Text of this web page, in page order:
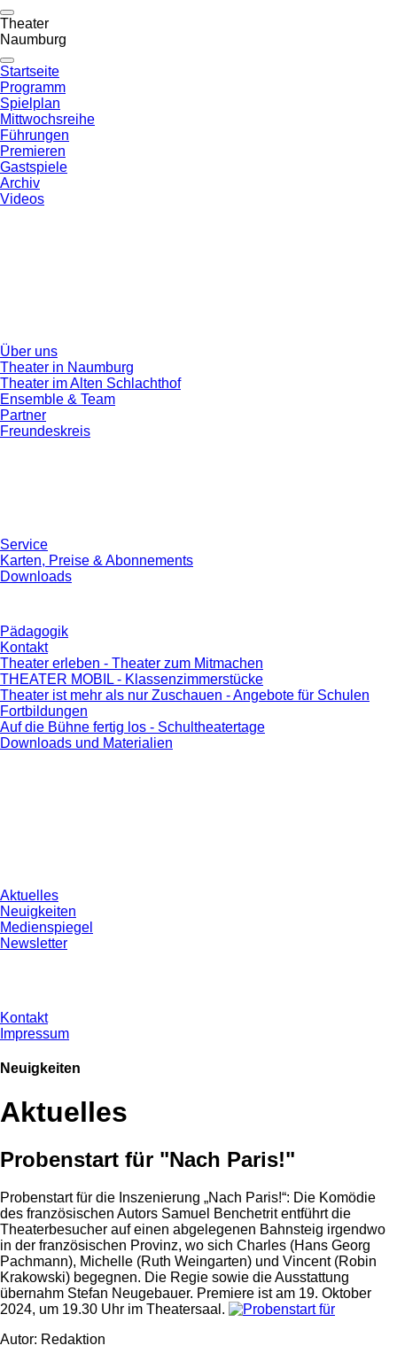
Theater
Naumburg
Startseite
Programm
Spielplan
Mittwochsreihe
Führungen
Premieren
Gastspiele
Archiv
Videos
Über uns
Theater in Naumburg
Theater im Alten Schlachthof
Ensemble & Team
Partner
Freundeskreis
Service
Karten, Preise & Abonnements
Downloads
Pädagogik
Kontakt
Theater erleben - Theater zum Mitmachen
THEATER MOBIL - Klassenzimmerstücke
Theater ist mehr als nur Zuschauen - Angebote für Schulen
Fortbildungen
Auf die Bühne fertig los - Schultheatertage
Downloads und Materialien
Aktuelles
Neuigkeiten
Medienspiegel
Newsletter
Kontakt
Impressum
Neuigkeiten
Aktuelles
Probenstart für "Nach Paris!"
Probenstart für die Inszenierung „Nach Paris!“: Die Komödie
des französischen Autors Samuel Benchetrit entführt die
Theaterbesucher auf einen abgelegenen Bahnsteig irgendwo
in der französischen Provinz, wo sich Charles (Hans Georg
Pachmann), Michelle (Ruth Weingarten) und Vincent (Robin
Krakowski) begegnen. Die Regie sowie die Ausstattung
übernahm Stefan Neugebauer. Premiere ist am 19. Oktober
2024, um 19.30 Uhr im Theatersaal.
Autor: Redaktion